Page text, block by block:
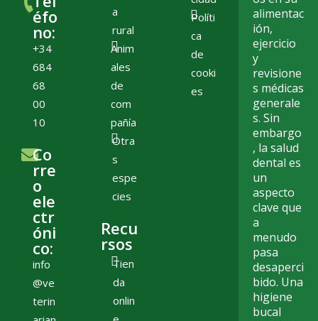
éfo
no:
+34
684
68
00
10
Co
rre
o
ele
ctr
óni
co:
info
@ve
terin
a
rural
Anim
ales
de
com
pañía
Otra
s
espe
cies
Recu
rsos
Tien
da
onlin
Políti
ca
de
cooki
es
alimentac
ión,
ejercicio
y
revisione
s médicas
generale
s. Sin
embargo
, la salud
dental es
un
aspecto
clave que
a
menudo
pasa
desaperci
bido. Una
higiene
bucal